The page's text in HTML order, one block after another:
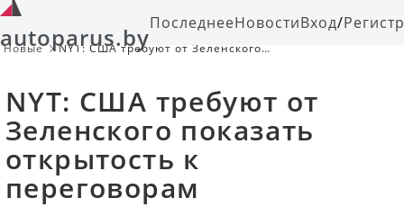
autoparus.byПоследнееНовостиВход/
Новые
NYT: США требуют от Зеленского
NYT: США требуют от
Зеленского показать
открытость к
переговорам